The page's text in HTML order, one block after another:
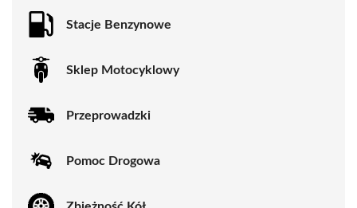
Stacje Benzynowe
Sklep Motocyklowy
Przeprowadzki
Pomoc Drogowa